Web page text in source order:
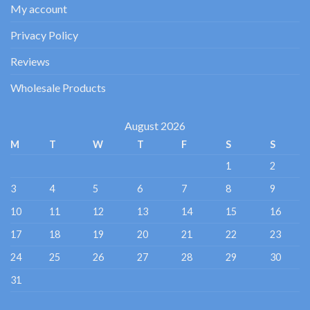
My account
Privacy Policy
Reviews
Wholesale Products
August 2026
M T W T F S
S
1
2
3
4 5 6 7 8
9
10
11 12 13 14 15
16
17
18 19 20 21 22
23
24
25 26 27 28 29
30
31